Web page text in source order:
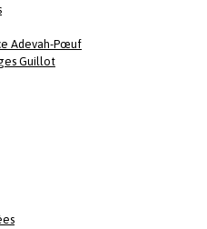
Adevah-Pœuf
Guillot